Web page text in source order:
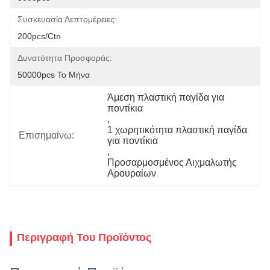
Συσκευασία Λεπτομέρειες:
200pcs/ctn
Δυνατότητα Προσφοράς:
50000pcs Το Μήνα
Επισημαίνω:
Άμεση πλαστική παγίδα για
ποντίκια
,
1 χωρητικότητα πλαστική παγίδα
για ποντίκια
,
Προσαρμοσμένος Αιχμαλωτής
Αρουραίων
Περιγραφή Του Προϊόντος